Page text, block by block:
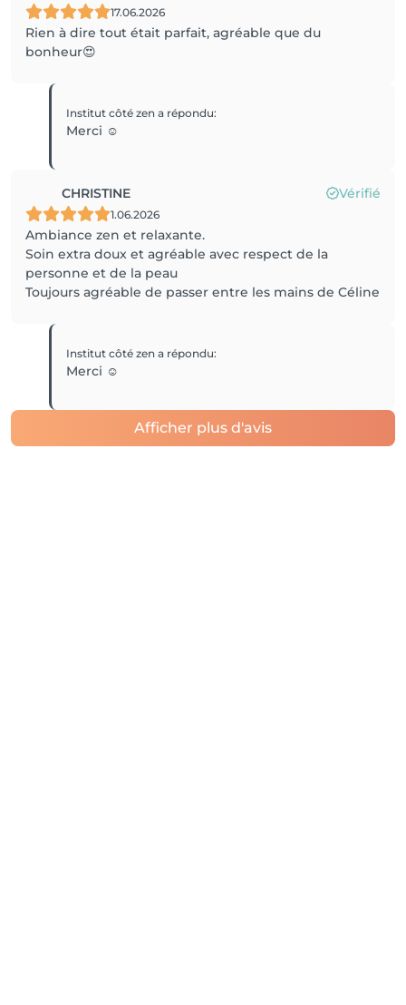
17.06.2026
Rien à dire tout était parfait, agréable que du
bonheur😍
Institut côté zena répondu:
Merci ☺️
CHRISTINE Vérifié
1.06.2026
Ambiance zen et relaxante.
Soin extra doux et agréable avec respect de la
personne et de la peau
Toujours agréable de passer entre les mains de Céline
Institut côté zena répondu:
Merci ☺️
Afficher plus d'avis